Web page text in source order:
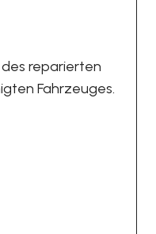
reparierten
Fahrzeuges.